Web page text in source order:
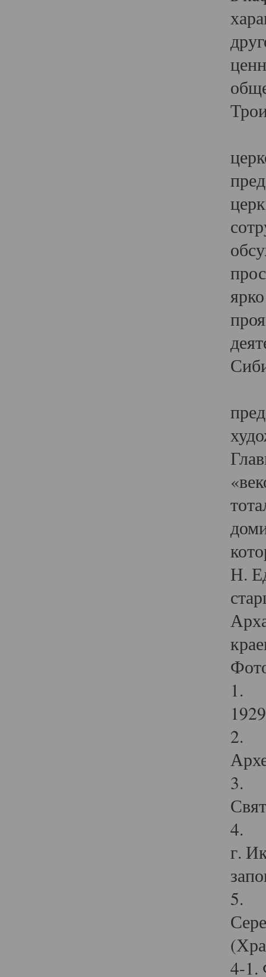
Н.
1.
2.
3.
4.
г.
5.
4-1.